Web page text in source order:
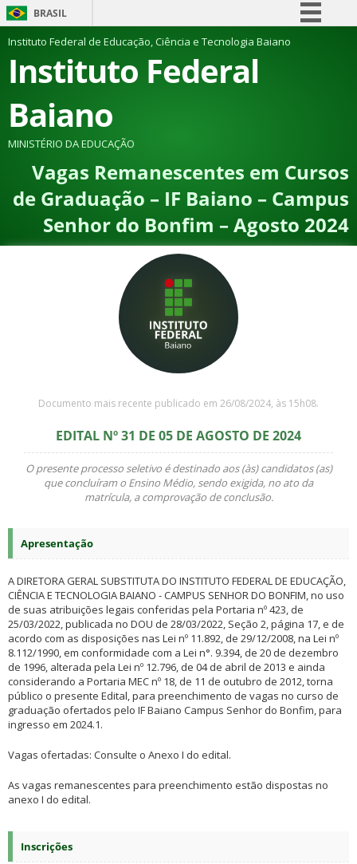
BRASIL
Simplifique!
Comunica BR
Canais
Instituto Federal de Educação, Ciência e Tecnologia Baiano
Instituto Federal
Baiano
MINISTÉRIO DA EDUCAÇÃO
Vagas Remanescentes em Cursos
de Graduação – IF Baiano – Campus
Senhor do Bonfim – Agosto 2024
Documento mais recente publicado em 26/08/2024, às 15h08.
EDITAL Nº 31 DE 05 DE AGOSTO DE 2024
O presente processo seletivo é destinado aos (às) candidatos (as)
que concluíram o Ensino Médio, sendo exigida, no ato da
matrícula, a comprovação de conclusão.
Apresentação
A DIRETORA GERAL SUBSTITUTA DO INSTITUTO FEDERAL DE EDUCAÇÃO,
CIÊNCIA E TECNOLOGIA BAIANO - CAMPUS SENHOR DO BONFIM, no uso
de suas atribuições legais conferidas pela Portaria nº 423, de
25/03/2022, publicada no DOU de 28/03/2022, Seção 2, página 17, e de
acordo com as disposições nas Lei nº 11.892, de 29/12/2008, na Lei nº
8.112/1990, em conformidade com a Lei n°. 9.394, de 20 de dezembro
de 1996, alterada pela Lei nº 12.796, de 04 de abril de 2013 e ainda
considerando a Portaria MEC nº 18, de 11 de outubro de 2012, torna
público o presente Edital, para preenchimento de vagas no curso de
graduação ofertados pelo IF Baiano Campus Senhor do Bonfim, para
ingresso em 2024.1.
Vagas ofertadas: Consulte o Anexo I do edital.
As vagas remanescentes para preenchimento estão dispostas no
anexo I do edital.
Inscrições